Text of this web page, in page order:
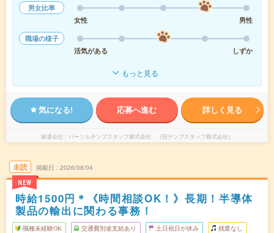
男女比率
女性
男性
職場の様子
活気がある
しずか
もっと見る
気になる! 応募へ進む 詳しく見る
派遣会社 パーソルテンプスタッフ株式会社 （旧テンプスタッフ株式会社）
未読
NEW
掲載日 2026/08/04
時給1500円＊《時間相談OK！》長期！半導体
製品の輸出に関わる事務！
職種未経験OK 交通費別途支給あり 土日祝日が休み 残業なし